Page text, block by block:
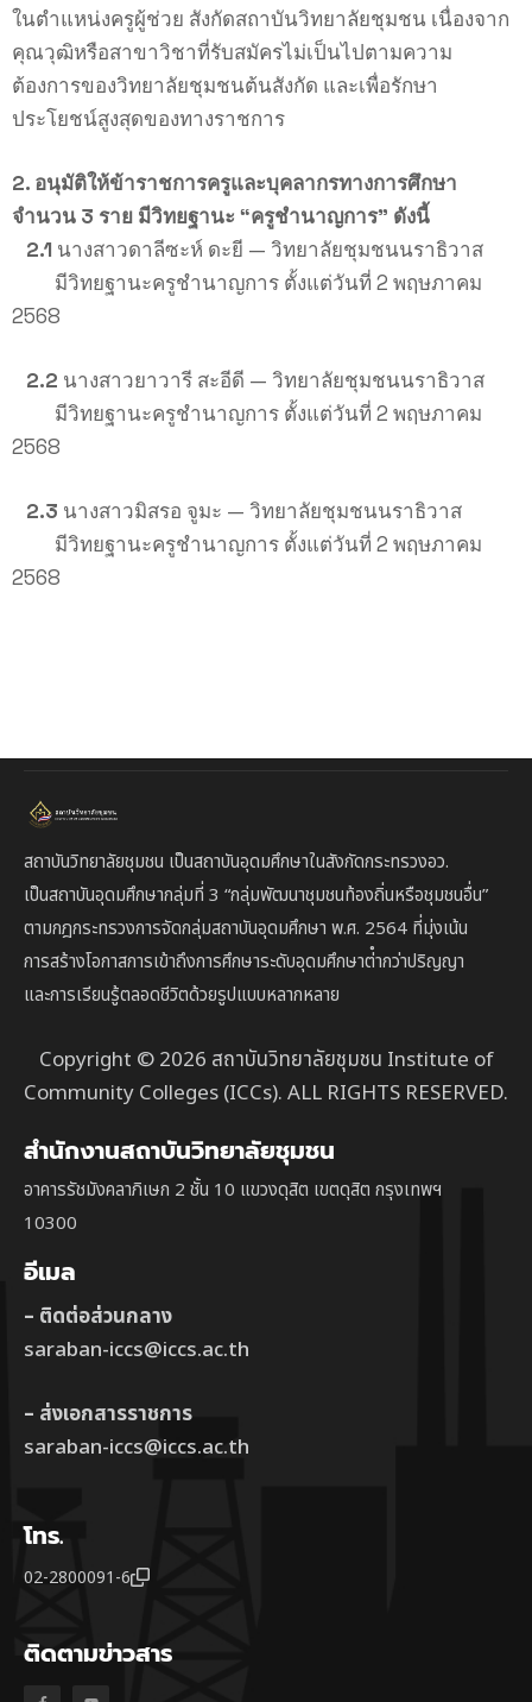
ในตำแหน่งครูผู้ช่วย สังกัดสถาบันวิทยาลัยชุมชน เนื่องจาก
คุณวุฒิหรือสาขาวิชาที่รับสมัครไม่เป็นไปตามความ
ต้องการของวิทยาลัยชุมชนต้นสังกัด และเพื่อรักษา
ประโยชน์สูงสุดของทางราชการ
2. อนุมัติให้ข้าราชการครูและบุคลากรทางการศึกษา
จำนวน 3 ราย มีวิทยฐานะ “ครูชำนาญการ” ดังนี้
2.1 นางสาวดาลีซะห์ ดะยี — วิทยาลัยชุมชนนราธิวาส
มีวิทยฐานะครูชำนาญการ ตั้งแต่วันที่ 2 พฤษภาคม
2568
2.2 นางสาวยาวารี สะอีดี — วิทยาลัยชุมชนนราธิวาส
มีวิทยฐานะครูชำนาญการ ตั้งแต่วันที่ 2 พฤษภาคม
2568
2.3 นางสาวมิสรอ จูมะ — วิทยาลัยชุมชนนราธิวาส
มีวิทยฐานะครูชำนาญการ ตั้งแต่วันที่ 2 พฤษภาคม
2568
สถาบันวิทยาลัยชุมชน เป็นสถาบันอุดมศึกษาในสังกัดกระทรวงอว.
เป็นสถาบันอุดมศึกษากลุ่มที่ 3 “กลุ่มพัฒนาชุมชนท้องถิ่นหรือชุมชนอื่น”
ตามกฎกระทรวงการจัดกลุ่มสถาบันอุดมศึกษา พ.ศ. 2564 ที่มุ่งเน้น
การสร้างโอกาสการเข้าถึงการศึกษาระดับอุดมศึกษาต่ํากว่าปริญญา
และการเรียนรู้ตลอดชีวิตด้วยรูปแบบหลากหลาย
Copyright © 2026 สถาบันวิทยาลัยชุมชน Institute of
Community Colleges (ICCs). ALL RIGHTS RESERVED.
สำนักงานสถาบันวิทยาลัยชุมชน
อาคารรัชมังคลาภิเษก 2 ชั้น 10 แขวงดุสิต เขตดุสิต กรุงเทพฯ
10300
อีเมล
– ติดต่อส่วนกลาง
saraban-iccs@iccs.ac.th
– ส่งเอกสารราชการ
saraban-iccs@iccs.ac.th
โทร.
02-2800091-6
ติดตามข่าวสาร